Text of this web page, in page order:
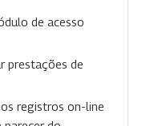
de acesso
prestações de
registros on-line